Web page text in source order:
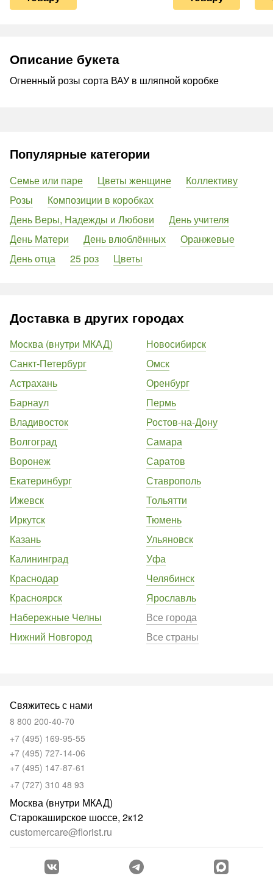
Описание букета
Огненный розы сорта ВАУ в шляпной коробке
Популярные категории
Семье или паре Цветы женщине
Коллективу
Розы
Композиции в коробках
День Веры, Надежды и Любови
День учителя
День Матери
День влюблённых
Оранжевые
День отца
25 роз Цветы
Доставка в других городах
Москва (внутри МКАД)
Санкт-Петербург
Астрахань
Барнаул
Владивосток
Волгоград
Воронеж
Екатеринбург
Ижевск
Иркутск
Казань
Калининград
Краснодар
Красноярск
Набережные Челны
Нижний Новгород
Новосибирск
Омск
Оренбург
Пермь
Ростов-на-Дону
Самара
Саратов
Ставрополь
Тольятти
Тюмень
Ульяновск
Уфа
Челябинск
Ярославль
Все города
Все страны
Свяжитесь с нами
8 800 200-40-70
+7 (495) 169-95-55
+7 (495) 727-14-06
+7 (495) 147-87-61
+7 (727) 310 48 93
Москва (внутри МКАД)
Старокаширское шоссе, 2к12
customercare@florist.ru